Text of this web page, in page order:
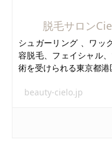
脱毛サロン
シュガーリング 、ワッ
容脱毛、フェイシャル
術を受けられる東京都港
beauty-cielo.jp